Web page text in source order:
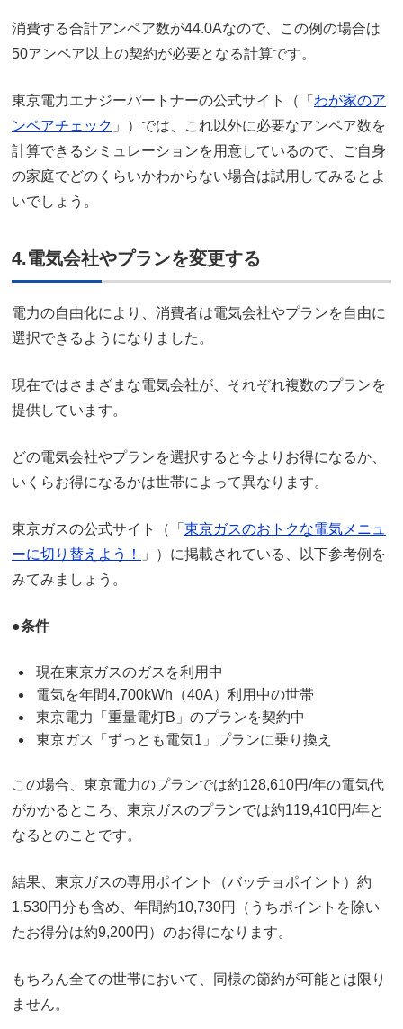
消費する合計アンペア数が44.0Aなので、この例の場合は
50アンペア以上の契約が必要となる計算です。
東京電力エナジーパートナーの公式サイト（「 わが家のア
ンペアチェック 」）では、これ以外に必要なアンペア数を
計算できるシミュレーションを用意しているので、ご自身
の家庭でどのくらいかわからない場合は試用してみるとよ
いでしょう。
4.電気会社やプランを変更する
電力の自由化により、消費者は電気会社やプランを自由に
選択できるようになりました。
現在ではさまざまな電気会社が、それぞれ複数のプランを
提供しています。
どの電気会社やプランを選択すると今よりお得になるか、
いくらお得になるかは世帯によって異なります。
東京ガスの公式サイト（「 東京ガスのおトクな電気メニュ
ーに切り替えよう！
」）に掲載されている、以下参考例を
みてみましょう。
●条件
現在東京ガスのガスを利用中
電気を年間4,700kWh（40A）利用中の世帯
東京電力「重量電灯B」のプランを契約中
東京ガス「ずっとも電気1」プランに乗り換え
この場合、東京電力のプランでは約128,610円/年の電気代
がかかるところ、東京ガスのプランでは約119,410円/年と
なるとのことです。
結果、東京ガスの専用ポイント（バッチョポイント）約
1,530円分も含め、年間約10,730円（うちポイントを除い
たお得分は約9,200円）のお得になります。
もちろん全ての世帯において、同様の節約が可能とは限り
ません。